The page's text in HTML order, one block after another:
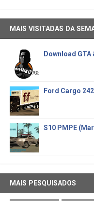
MAIS VISITADAS DA
Download GTA
Ford Cargo
S10 PMPE
MAIS PESQUISADOS